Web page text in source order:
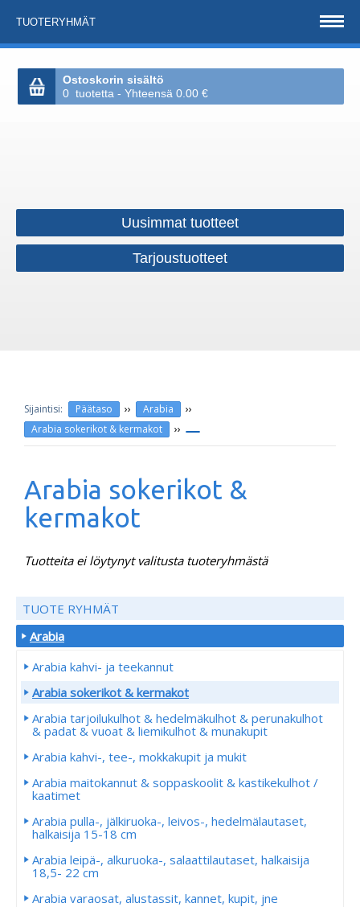
TUOTERYHMÄT
Ostoskorin sisältö
0 tuotetta - Yhteensä 0.00 €
Uusimmat tuotteet
Tarjoustuotteet
Päätaso ›› Arabia ››
Arabia sokerikot & kermakot ››
Arabia sokerikot &
kermakot
Tuotteita ei löytynyt valitusta tuoteryhmästä
TUOTE RYHMÄT
Arabia
Arabia kahvi- ja teekannut
Arabia sokerikot & kermakot
Arabia tarjoilukulhot & hedelmäkulhot & perunakulhot
& padat & vuoat & liemikulhot & munakupit
Arabia kahvi-, tee-, mokkakupit ja mukit
Arabia maitokannut & soppaskoolit & kastikekulhot /
kaatimet
Arabia pulla-, jälkiruoka-, leivos-, hedelmälautaset,
halkaisija 15-18 cm
Arabia leipä-, alkuruoka-, salaattilautaset, halkaisija
18,5- 22 cm
Arabia varaosat, alustassit, kannet, kupit, jne